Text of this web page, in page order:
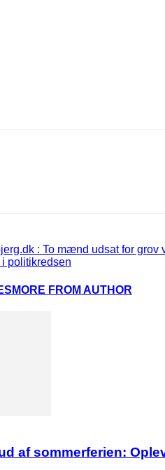
: To mænd udsat for grov
politikredsen
MORE FROM AUTHOR
af sommerferien: